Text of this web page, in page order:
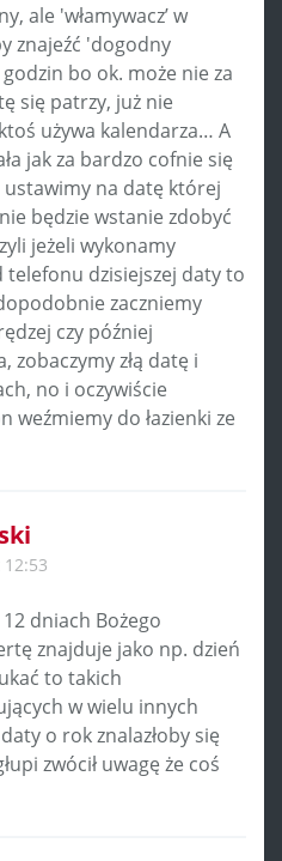
ale 'włamywacz’ w
znajeźć 'dogodny
bo ok. może nie za
się patrzy, już nie
używa kalendarza… A
jak za bardzo cofnie się
na datę której
będzie wstanie zdobyć
jeżeli wykonamy
telefonu dzisiejszej daty to
zaczniemy
czy później
zobaczymy złą datę i
no i oczywiście
weźmiemy do łazienki ze
dniach Bożego
znajduje jako np. dzień
to takich
w wielu innych
o rok znalazłoby się
zwócił uwagę że coś